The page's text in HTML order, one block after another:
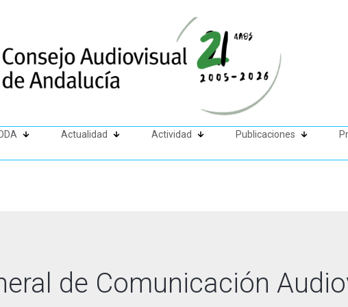
Actualidad Actividad Publicaciones
de Comunicación